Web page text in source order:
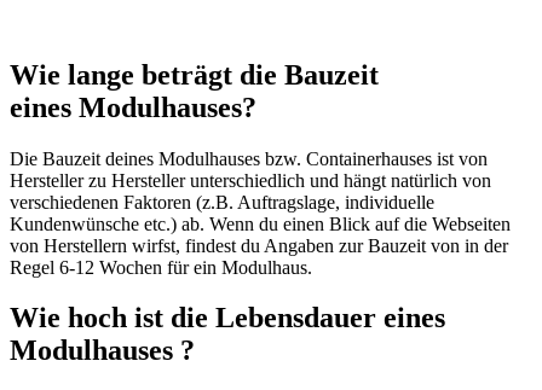
Wie lange beträgt die Bauzeit
eines Modulhauses?
Die Bauzeit deines Modulhauses bzw. Containerhauses ist von
Hersteller zu Hersteller unterschiedlich und hängt natürlich von
verschiedenen Faktoren (z.B. Auftragslage, individuelle
Kundenwünsche etc.) ab. Wenn du einen Blick auf die Webseiten
von Herstellern wirfst, findest du Angaben zur Bauzeit von in der
Regel 6-12 Wochen für ein Modulhaus.
Wie hoch ist die Lebensdauer eines
Modulhauses ?